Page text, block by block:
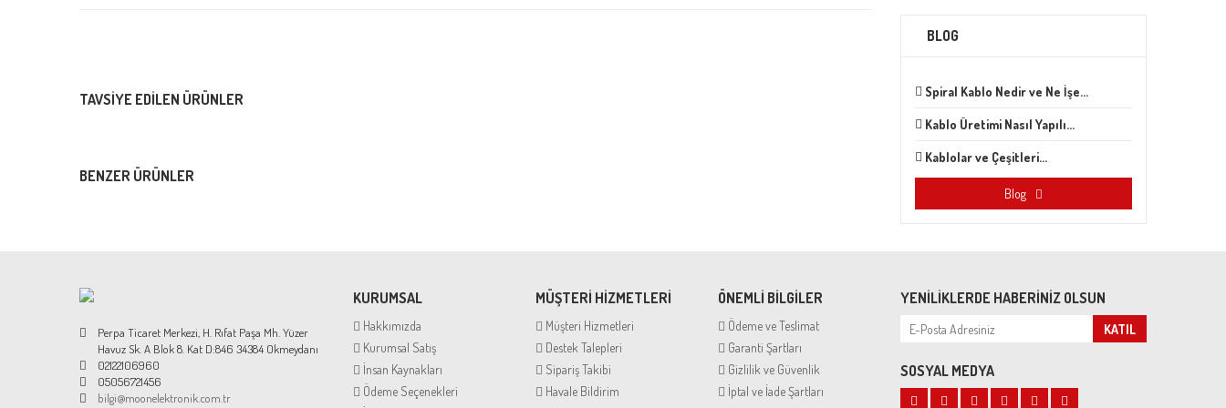
TAVSIYE EDILEN ÜRÜNLER
BENZER ÜRÜNLER
BLOG
Spiral Kablo Nedir ve Ne İşe...
Kablo Üretimi Nasıl Yapılı...
Kablolar ve Çeşitleri...
Blog
Perpa Ticaret Merkezi, H. Rıfat Paşa Mh. Yüzer
Havuz Sk. A Blok 8. Kat D:846 34384 Okmeydanı
02122106960
05056721456
bilgi@moonelektronik.com.tr
KURUMSAL
Hakkımızda
Kurumsal Satış
İnsan Kaynakları
Ödeme Seçenekleri
MÜŞTERİ HİZMETLERİ
Müşteri Hizmetleri
Destek Talepleri
Sipariş Takibi
Havale Bildirim
ÖNEMLİ BİLGİLER
Ödeme ve Teslimat
Garanti Şartları
Gizlilik ve Güvenlik
İptal ve İade Şartları
YENILIKLERDE HABERINIZ OLSUN
KATIL
SOSYAL MEDYA